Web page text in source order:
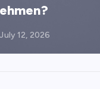
July 12, 2026